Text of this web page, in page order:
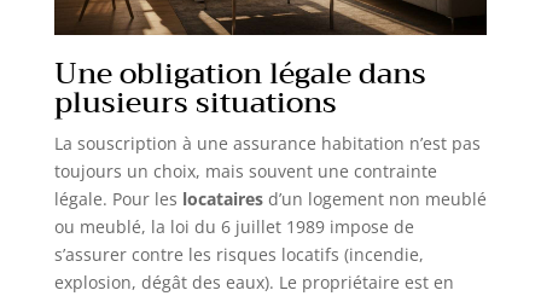
Une obligation légale dans
plusieurs situations
La souscription à une assurance habitation n’est pas
toujours un choix, mais souvent une contrainte
légale. Pour les locatairesd’un logement non meublé
ou meublé, la loi du 6 juillet 1989 impose de
s’assurer contre les risques locatifs (incendie,
explosion, dégât des eaux). Le propriétaire est en